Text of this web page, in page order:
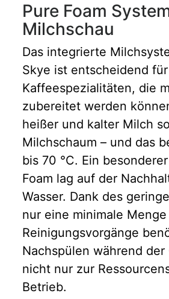
Pure Foam
Milchschau
Das integrierte
Skye ist entscheidend
Kaffeespezialitäten, die
zubereitet werden
heißer und kalter Milch
Milchschaum – und das
bis 70 °C. Ein
Foam lag auf der
Wasser. Dank des
nur eine minimale
Reinigungsvorgänge
Nachspülen während
nicht nur zur
Betrieb.